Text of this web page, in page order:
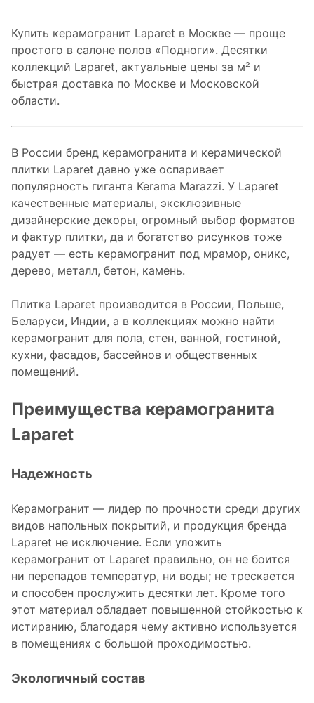
Купить керамогранит Laparet в Москве — проще
простого в салоне полов «Подноги». Десятки
коллекций Laparet, актуальные цены за м² и
быстрая доставка по Москве и Московской
области.
В России бренд керамогранита и керамической
плитки Laparet давно уже оспаривает
популярность гиганта Kerama Marazzi. У Laparet
качественные материалы, эксклюзивные
дизайнерские декоры, огромный выбор форматов
и фактур плитки, да и богатство рисунков тоже
радует — есть керамогранит под мрамор, оникс,
дерево, металл, бетон, камень.
Плитка Laparet производится в России, Польше,
Беларуси, Индии, а в коллекциях можно найти
керамогранит для пола, стен, ванной, гостиной,
кухни, фасадов, бассейнов и общественных
помещений.
Преимущества керамогранита
Laparet
Надежность
Керамогранит — лидер по прочности среди других
видов напольных покрытий, и продукция бренда
Laparet не исключение. Если уложить
керамогранит от Laparet правильно, он не боится
ни перепадов температур, ни воды; не трескается
и способен прослужить десятки лет. Кроме того
этот материал обладает повышенной стойкостью к
истиранию, благодаря чему активно используется
в помещениях с большой проходимостью.
Экологичный состав